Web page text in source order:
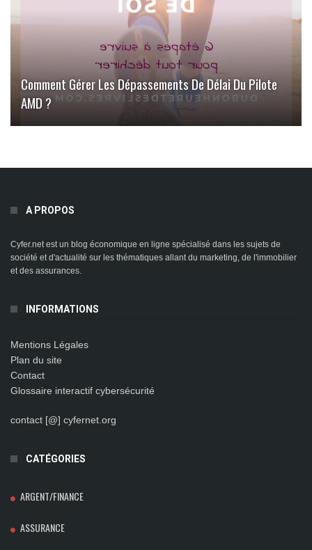
Comment Gérer Les Dépassements De Délai Du Pilote
AMD ?
A PROPOS
Cyfer.net est un blog économique en ligne spécialisé dans les sujets de
société et d'actualité sur les thématiques allant du marketing, de l'immobilier
et des assurances.
INFORMATIONS
Mentions Légales
Plan du site
Contact
Glossaire interactif cybersécurité
contact [@] cyfernet.org
CATÉGORIES
ARGENT/FINANCE
ASSURANCE